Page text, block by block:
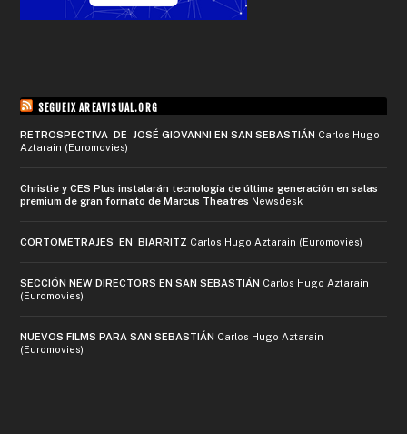
SEGUEIX AREAVISUAL.ORG
RETROSPECTIVA DE JOSÉ GIOVANNI EN SAN SEBASTIÁN Carlos Hugo
Aztarain (Euromovies)
Christie y CES Plus instalarán tecnología de última generación en salas
premium de gran formato de Marcus Theatres Newsdesk
CORTOMETRAJES EN BIARRITZ Carlos Hugo Aztarain (Euromovies)
SECCIÓN NEW DIRECTORS EN SAN SEBASTIÁN Carlos Hugo Aztarain
(Euromovies)
NUEVOS FILMS PARA SAN SEBASTIÁN Carlos Hugo Aztarain
(Euromovies)